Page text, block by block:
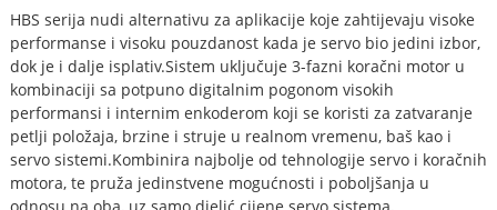
HBS serija nudi alternativu za aplikacije koje zahtijevaju visoke
performanse i visoku pouzdanost kada je servo bio jedini izbor,
dok je i dalje isplativ.Sistem uključuje 3-fazni koračni motor u
kombinaciji sa potpuno digitalnim pogonom visokih
performansi i internim enkoderom koji se koristi za zatvaranje
petlji položaja, brzine i struje u realnom vremenu, baš kao i
servo sistemi.Kombinira najbolje od tehnologije servo i koračnih
motora, te pruža jedinstvene mogućnosti i poboljšanja u